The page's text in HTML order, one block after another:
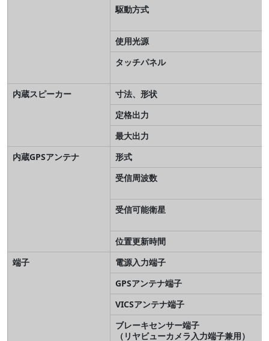
駆動方式
使用光源
タッチパネル
内蔵スピーカー
寸法、形状
定格出力
最大出力
内蔵GPSアンテナ
形式
受信周波数
受信可能衛星
位置更新時間
端子
電源入力端子
GPSアンテナ端子
VICSアンテナ端子
ブレーキセンサー端子
（リヤビューカメラ入力端子兼用）